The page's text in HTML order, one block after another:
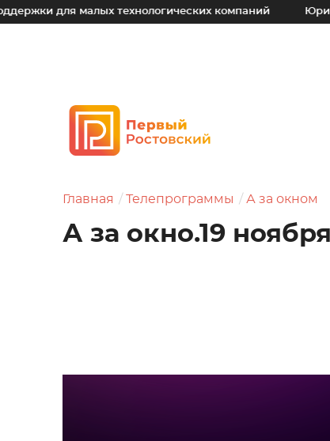
малых технологических компаний Юрий Слюсарь:
Главная Телепрограммы А за окном
А за окно.19